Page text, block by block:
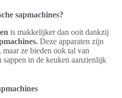
sapmachines?
is makkelijker dan ooit dankzij
Deze apparaten zijn
ze bieden ook tal van
in de keuken aanzienlijk